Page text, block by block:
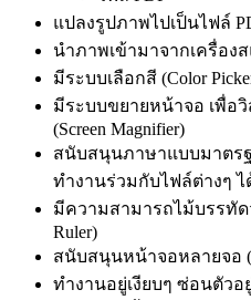
แปลงรูปภาพไปเป็นไฟล์
นำภาพเข้ามาจากเครื่องส
มีระบบเลือกสี (Color
มีระบบขยายหน้าจอ เพื่อ
(Screen Magnifier)
สนับสนุนภาษาแบบมาตร
ทำงานร่วมกับไฟล์ต่างๆ
มีความสามารถไม้บรรทัด
Ruler)
สนับสนุนหน้าจอหลายจอ
ทำงานอยู่เงียบๆ ซ่อนตัวอยู่